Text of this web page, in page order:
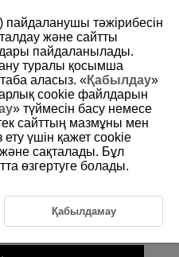
шолу
өту әдісіне сай
немесе арқа өтуіңізге болады.
/ :Суретке
таңдаңыз (
).
пайдаланушы тәжірибесін
және сайтты
пайдаланылады.
туралы қосымша
таба аласыз. «Қабылдау»
cookie файлдарын
» түймесін басу немесе
сайттың мазмұны мен
үшін қажет cookie
сақталады. Бұл
өзгертуге болады.
Қабылдамау